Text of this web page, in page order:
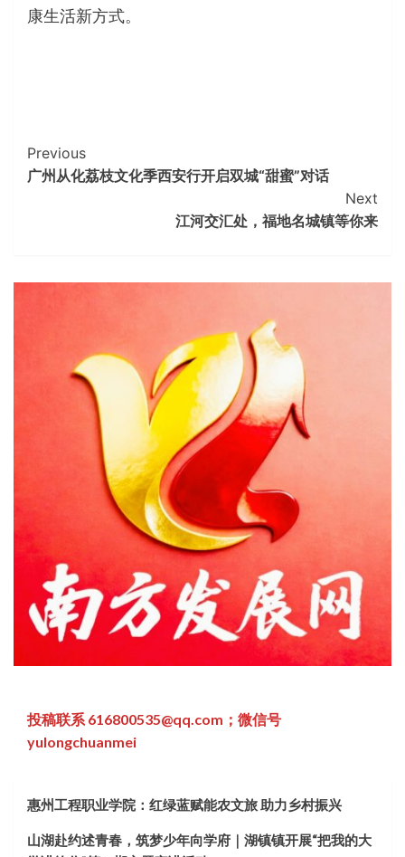
康生活新方式。
Continue
Reading
Previous
广州从化荔枝文化季西安行开启双城“甜蜜”对话
Next
江河交汇处，福地名城镇等你来
投稿联系 616800535@qq.com；微信号
yulongchuanmei
惠州工程职业学院：红绿蓝赋能农文旅 助力乡村振兴
山湖赴约述青春，筑梦少年向学府｜湖镇镇开展“把我的大